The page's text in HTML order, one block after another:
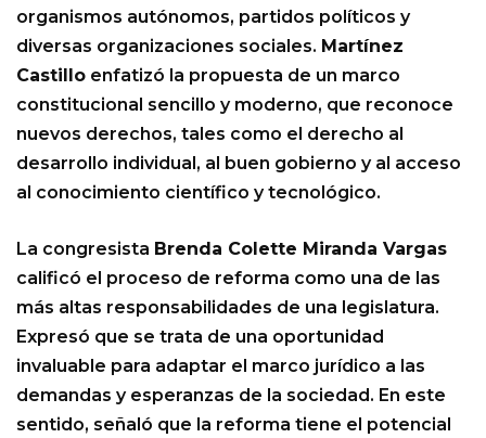
organismos autónomos, partidos políticos y
diversas organizaciones sociales. Martínez
Castillo enfatizó la propuesta de un marco
constitucional sencillo y moderno, que reconoce
nuevos derechos, tales como el derecho al
desarrollo individual, al buen gobierno y al acceso
al conocimiento científico y tecnológico.
La congresista Brenda Colette Miranda Vargas
calificó el proceso de reforma como una de las
más altas responsabilidades de una legislatura.
Expresó que se trata de una oportunidad
invaluable para adaptar el marco jurídico a las
demandas y esperanzas de la sociedad. En este
sentido, señaló que la reforma tiene el potencial